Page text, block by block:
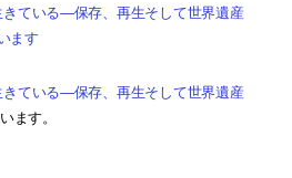
ている―保存、再生そして世界遺産
ます
ている―保存、再生そして世界遺産
ます。